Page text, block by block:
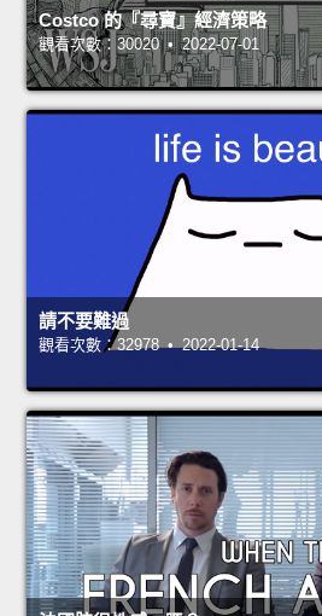
Costco 的『尋寶』經濟策略
觀看次數：30020 • 2022-07-01
請不要難過
觀看次數：32978 • 2022-01-14